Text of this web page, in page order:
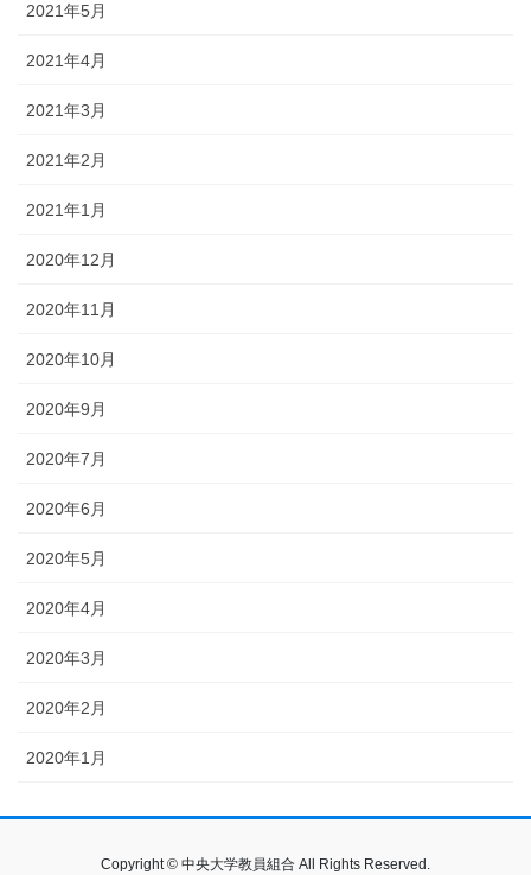
2021年5月
2021年4月
2021年3月
2021年2月
2021年1月
2020年12月
2020年11月
2020年10月
2020年9月
2020年7月
2020年6月
2020年5月
2020年4月
2020年3月
2020年2月
2020年1月
Copyright © 中央大学教員組合 All Rights Reserved.